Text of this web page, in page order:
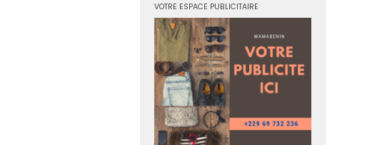
VOTRE ESPACE PUBLICITAIRE